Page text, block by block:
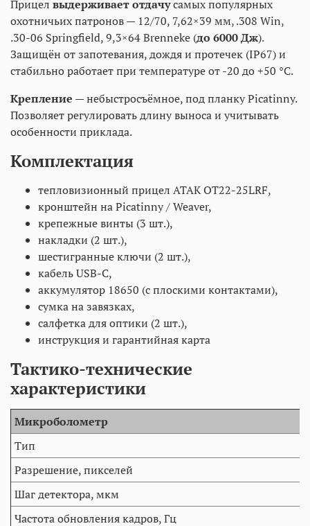
Прицел выдерживает отдачусамых популярных
охотничьих патронов — 12/70, 7,62×39 мм, .308 Win,
.30-06 Springfield, 9,3×64 Brenneke (до 6000 Дж).
Защищён от запотевания, дождя и протечек (IP67) и
стабильно работает при температуре от -20 до +50 °С.
Крепление — небыстросъёмное, под планку Picatinny.
Позволяет регулировать длину выноса и учитывать
особенности приклада.
Комплектация
тепловизионный прицел ATAK OT22-25LRF,
кронштейн на Picatinny / Weaver,
крепежные винты (3 шт.),
накладки (2 шт.),
шестигранные ключи (2 шт.),
кабель USB-C,
аккумулятор 18650 (с плоскими контактами),
сумка на завязках,
салфетка для оптики (2 шт.),
инструкция и гарантийная карта
Тактико-технические
характеристики
Микроболометр
Тип
Разрешение, пикселей
Шаг детектора, мкм
Частота обновления кадров, Гц